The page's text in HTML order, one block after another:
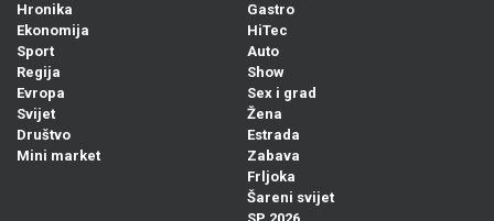
Hronika
Ekonomija
Sport
Regija
Evropa
Svijet
Društvo
Mini market
Gastro
HiTec
Auto
Show
Sex i grad
Žena
Estrada
Zabava
Frljoka
Šareni svijet